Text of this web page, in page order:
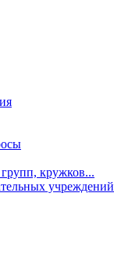
кружков...
учреждений